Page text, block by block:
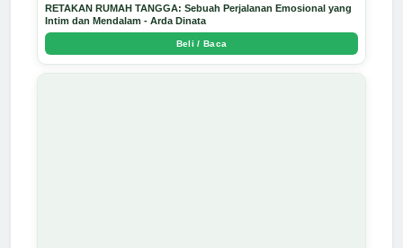
RETAKAN RUMAH TANGGA: Sebuah Perjalanan Emosional yang
Intim dan Mendalam - Arda Dinata
Beli / Baca